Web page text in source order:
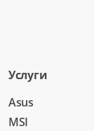
Услуги
Asus
MSI